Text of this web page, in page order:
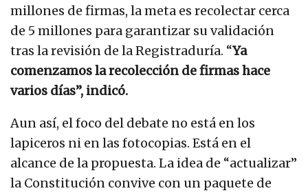
millones de firmas, la meta es recolectar cerca
de 5 millones para garantizar su validación
tras la revisión de la Registraduría. “Ya
comenzamos la recolección de firmas hace
varios días”, indicó.
Aun así, el foco del debate no está en los
lapiceros ni en las fotocopias. Está en el
alcance de la propuesta. La idea de “actualizar”
la Constitución convive con un paquete de